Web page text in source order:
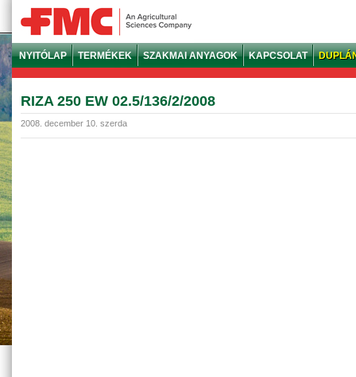
NYITÓLAP TERMÉKEK SZAKMAI ANYAGOK KAPCSOLAT
RIZA 250 EW 02.5/136/2/2008
2008. december 10. szerda